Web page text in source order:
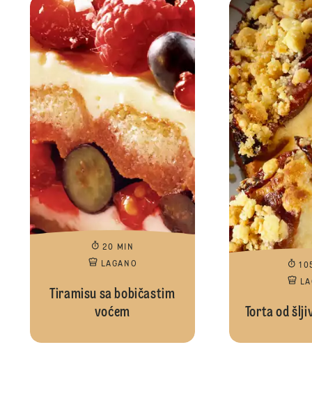
20 MIN
LAGANO
Tiramisu sa bobičastim
voćem
Torta od